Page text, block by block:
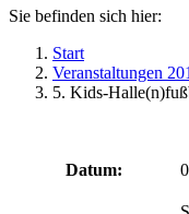
Sie befinden sich hier:
Start
Veranstaltungen
5. Kids-
Datum: